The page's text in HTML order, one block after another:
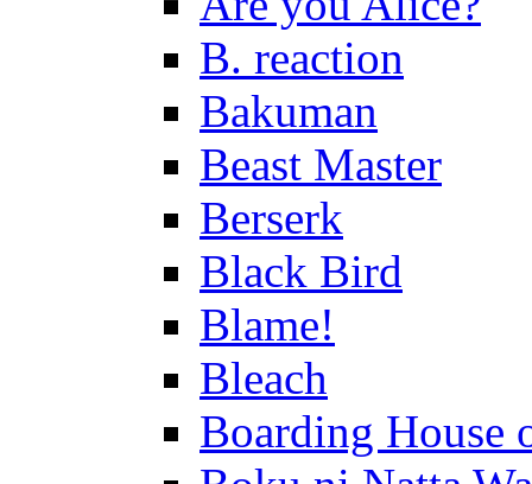
B. reaction
Bakuman
Beast Master
Berserk
Black Bird
Blame!
Bleach
Boarding House